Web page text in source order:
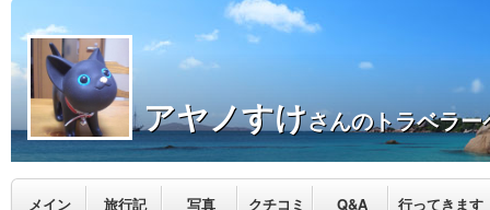
アヤノすけさんのトラベラー
メイン 旅行記 写真 クチコミ Q&A 行ってきます